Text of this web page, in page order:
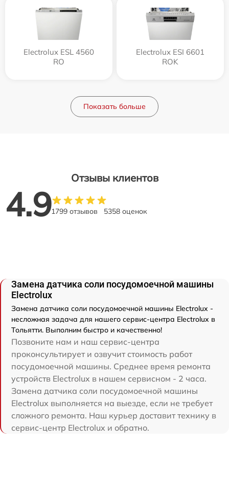
Electrolux ESL 4560
RO
Electrolux ESI 6601
ROK
Показать больше
Отзывы клиентов
4.91799 отзывов 5358 оценок
Замена датчика соли посудомоечной машины
Electrolux
Замена датчика соли посудомоечной машины Electrolux -
несложная задача для нашего сервис-центра Electrolux в
Тольятти. Выполним быстро и качественно!
Позвоните нам и наш сервис-центра
проконсультирует и озвучит стоимость работ
посудомоечной машины. Среднее время ремонта
устройств Electrolux в нашем сервисном - 2 часа.
Замена датчика соли посудомоечной машины
Electrolux выполняется на выезде, если не требует
сложного ремонта. Наш курьер доставит технику в
сервис-центр Electrolux и обратно.